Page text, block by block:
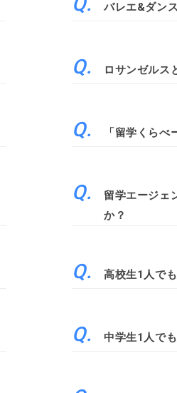
バレエ&ダン
ロサンゼルス
「留学くら
留学エージェ
か？
高校生1人で
中学生1人で